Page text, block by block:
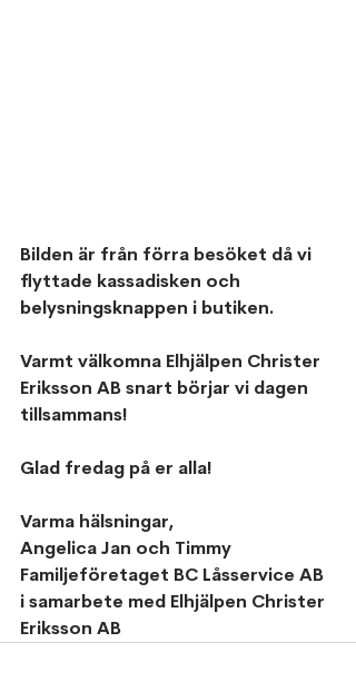
Bilden är från förra besöket då vi
flyttade kassadisken och
belysningsknappen i butiken.
Varmt välkomna Elhjälpen Christer
Eriksson AB snart börjar vi dagen
tillsammans!
Glad fredag på er alla!
Varma hälsningar,
Angelica Jan och Timmy
Familjeföretaget BC Låsservice AB
i samarbete med Elhjälpen Christer
Eriksson AB